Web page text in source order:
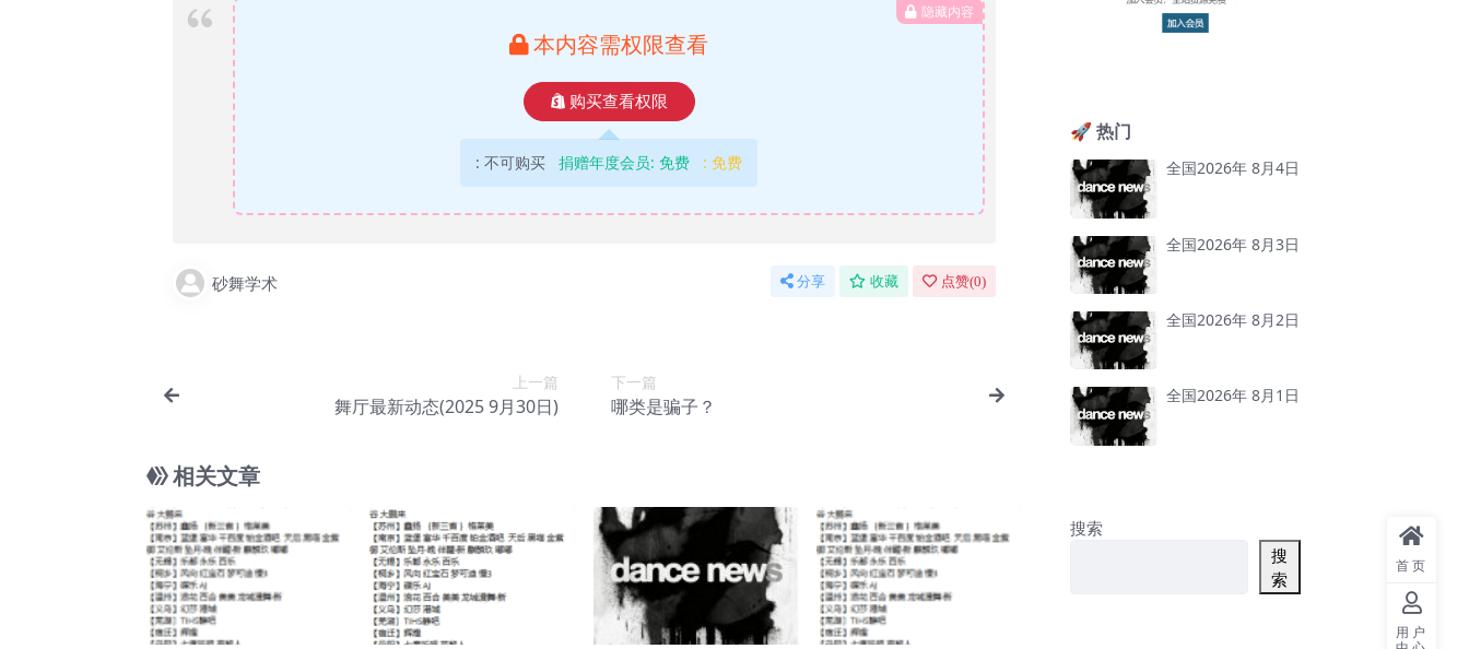
隐藏内容
本内容需权限查看
购买查看权限
: 不可购买 捐赠年度会员: 免费 : 免费
砂舞学术 分享 收藏 点赞(0)
上一篇
舞厅最新动态(2025 9月30日)
下一篇
哪类是骗子？
相关文章
🚀 热门
全国2026年 8月4日
全国2026年 8月3日
全国2026年 8月2日
全国2026年 8月1日
搜索
搜
索
首页
用户